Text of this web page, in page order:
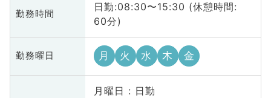
勤務時間
日勤:08:30〜15:30 (休憩時間:
60分)
勤務曜日 月 火 水 木 金
月曜日 : 日勤